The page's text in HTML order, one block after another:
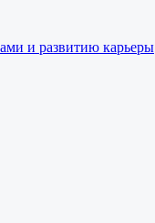
и развитию карьеры